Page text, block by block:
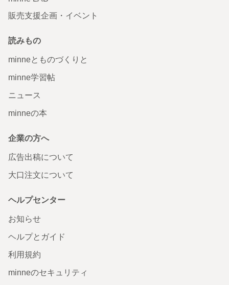
販売支援企画・イベント
読みもの
minneとものづくりと
minne学習帖
ニュース
minneの本
企業の方へ
広告出稿について
大口注文について
ヘルプセンター
お知らせ
ヘルプとガイド
利用規約
minneのセキュリティ